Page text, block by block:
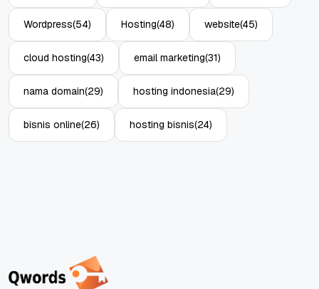
Wordpress(54) Hosting(48) website(45)
cloud hosting(43) email marketing(31)
nama domain(29) hosting indonesia(29)
bisnis online(26) hosting bisnis(24)